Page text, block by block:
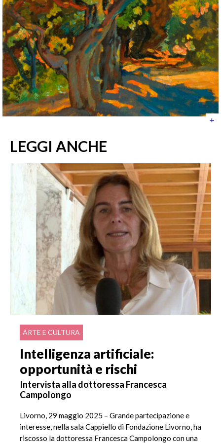
+
LEGGI ANCHE
ARTE E CULTURA
Intelligenza artificiale:
opportunità e rischi
Intervista alla dottoressa Francesca
Campolongo
Livorno, 29 maggio 2025 – Grande partecipazione e
interesse, nella sala Cappiello di Fondazione Livorno, ha
riscosso la dottoressa Francesca Campolongo con una